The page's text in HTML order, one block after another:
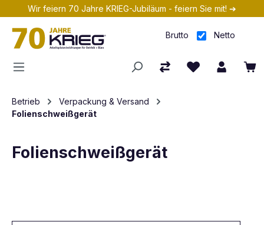
Zum Hauptinhalt springen
Wir feiern 70 Jahre KRIEG-Jubiläum - feiern Sie mit! ➔
Brutto Netto
Betrieb
Verpackung & Versand
Folienschweißgerät
Folienschweißgerät